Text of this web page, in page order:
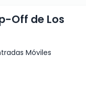
Off de Los
Móviles